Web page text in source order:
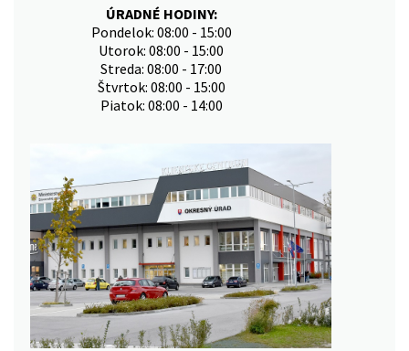
ÚRADNÉ HODINY:
Pondelok: 08:00 - 15:00
Utorok: 08:00 - 15:00
Streda: 08:00 - 17:00
Štvrtok: 08:00 - 15:00
Piatok: 08:00 - 14:00